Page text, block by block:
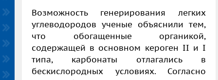
Возможность генерирования легких
углеводородов ученые объяснили тем,
что обогащенные органикой,
содержащей в основном кероген II и I
типа, карбонаты отлагались в
бескислородных условиях. Согласно